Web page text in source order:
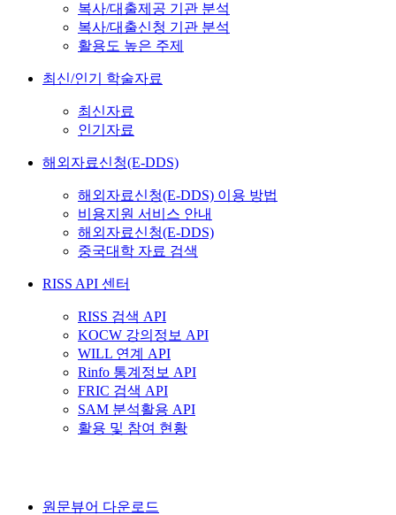
복사/대출제공 기관 분석
복사/대출신청 기관 분석
활용도 높은 주제
최신/인기 학술자료
최신자료
인기자료
해외자료신청(E-DDS)
해외자료신청(E-DDS) 이용 방법
비용지원 서비스 안내
해외자료신청(E-DDS)
중국대학 자료 검색
RISS API 센터
RISS 검색 API
KOCW 강의정보 API
WILL 연계 API
Rinfo 통계정보 API
FRIC 검색 API
SAM 분석활용 API
활용 및 참여 현황
원문뷰어 다운로드